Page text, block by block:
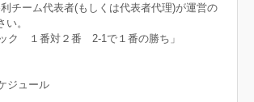
チーム代表者(もしくは代表者代理)が運営の
。
１番対２番 2-1で１番の勝ち」
ジュール